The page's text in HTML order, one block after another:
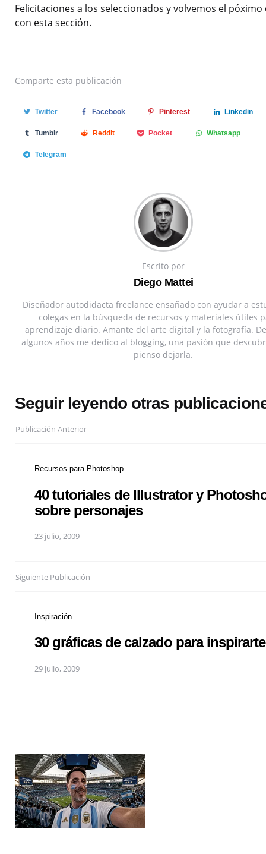
Felicitaciones a los seleccionados y volvemos el
con esta sección.
Comparte esta publicación
Twitter Facebook Pinterest Linkedin
Tumblr Reddit Pocket Whatsapp
Telegram
Escrito por
Diego Mattei
Diseñador autodidacta freelance ensañado con ayudar a
colegas en la búsqueda de recursos y materiales útiles
aprendizaje diario. Amante del arte digital y la fotografía.
algunos años me dedico al blogging, una pasión que
pienso dejarla.
Seguir leyendo otras
Publicación Anterior
Recursos para Photoshop
40 tutoriales de Illustrator y
sobre personajes
23 julio, 2009
Siguiente Publicación
Inspiración
30 gráficas de calzado para inspirarte
29 julio, 2009